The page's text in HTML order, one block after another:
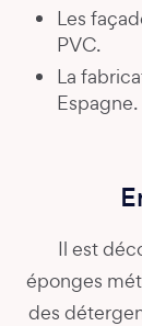
Les
PVC.
La
Espagne.
Il est
éponges
des